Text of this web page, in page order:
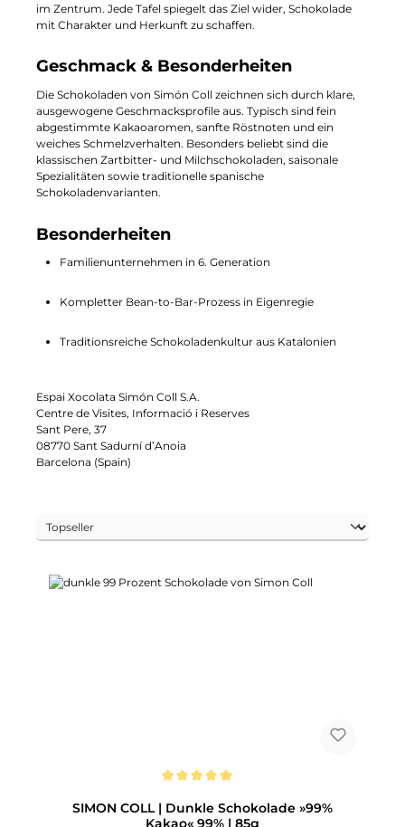
im Zentrum. Jede Tafel spiegelt das Ziel wider, Schokolade
mit Charakter und Herkunft zu schaffen.
Geschmack & Besonderheiten
Die Schokoladen von Simón Coll zeichnen sich durch klare,
ausgewogene Geschmacksprofile aus. Typisch sind fein
abgestimmte Kakaoaromen, sanfte Röstnoten und ein
weiches Schmelzverhalten. Besonders beliebt sind die
klassischen Zartbitter- und Milchschokoladen, saisonale
Spezialitäten sowie traditionelle spanische
Schokoladenvarianten.
Besonderheiten
Familienunternehmen in 6. Generation
Kompletter Bean-to-Bar-Prozess in Eigenregie
Traditionsreiche Schokoladenkultur aus Katalonien
Espai Xocolata Simón Coll S.A.
Centre de Visites, Informació i Reserves
Sant Pere, 37
08770 Sant Sadurní d’Anoia
Barcelona (Spain)
SIMON COLL | Dunkle Schokolade »99%
Kakao« 99% | 85g